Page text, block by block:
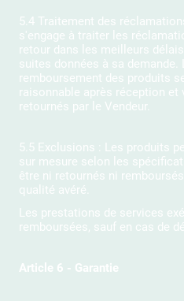
5.4 Traitement des
s'engage à traiter les
retour dans les meilleurs
suites données à sa
remboursement des produits
raisonnable après réception
retournés par le Vendeur.
5.5 Exclusions : Les produits
sur mesure selon les
être ni retournés ni
qualité avéré.
Les prestations de services
remboursées, sauf en cas de
Article 6 - Garantie